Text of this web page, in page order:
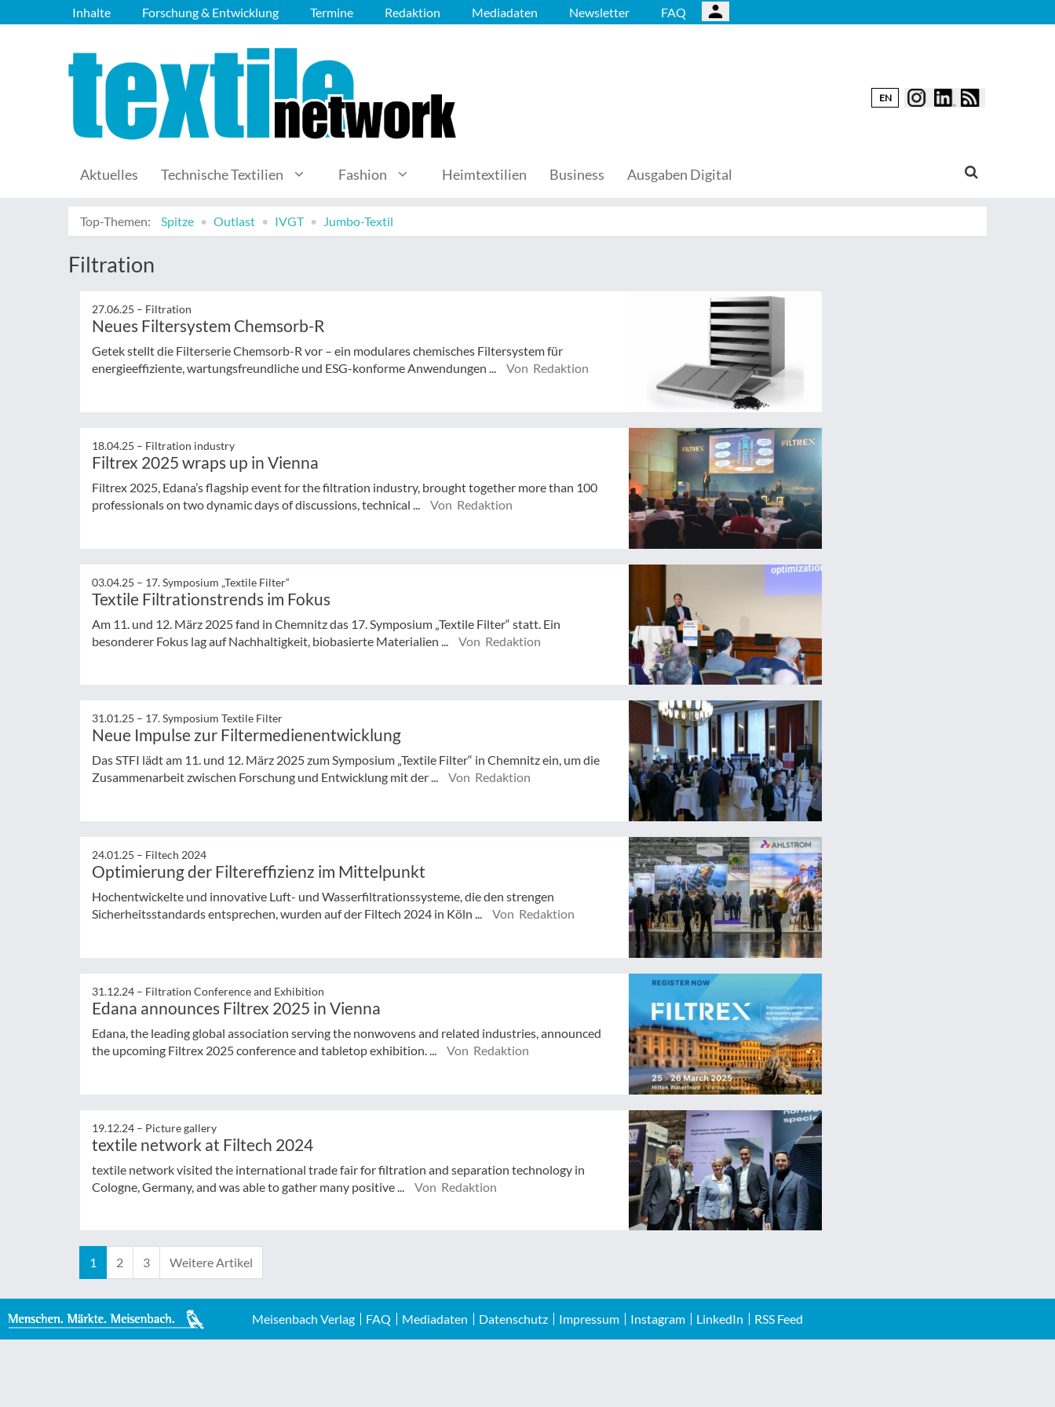
Inhalte Forschung & Entwicklung Termine Redaktion Mediadaten Newsletter FAQ
EN
Aktuelles Technische Textilien Fashion Heimtextilien Business Ausgaben Digital
Top-Themen: Spitze Outlast IVGT Jumbo-Textil
Filtration
27.06.25 – Filtration
Neues Filtersystem Chemsorb-R
Getek stellt die Filterserie Chemsorb-R vor – ein modulares chemisches Filtersystem für
energieeffiziente, wartungsfreundliche und ESG-konforme Anwendungen ...
Von Redaktion
18.04.25 – Filtration industry
Filtrex 2025 wraps up in Vienna
Filtrex 2025, Edana’s flagship event for the filtration industry, brought together more than 100
professionals on two dynamic days of discussions, technical ...
Von Redaktion
03.04.25 – 17. Symposium „Textile Filter“
Textile Filtrationstrends im Fokus
Am 11. und 12. März 2025 fand in Chemnitz das 17. Symposium „Textile Filter“ statt. Ein
besonderer Fokus lag auf Nachhaltigkeit, biobasierte Materialien ...
Von Redaktion
31.01.25 – 17. Symposium Textile Filter
Neue Impulse zur Filtermedienentwicklung
Das STFI lädt am 11. und 12. März 2025 zum Symposium „Textile Filter“ in Chemnitz ein, um die
Zusammenarbeit zwischen Forschung und Entwicklung mit der ...
Von Redaktion
24.01.25 – Filtech 2024
Optimierung der Filtereffizienz im Mittelpunkt
Hochentwickelte und innovative Luft- und Wasserfiltrationssysteme, die den strengen
Sicherheitsstandards entsprechen, wurden auf der Filtech 2024 in Köln ...
Von Redaktion
31.12.24 – Filtration Conference and Exhibition
Edana announces Filtrex 2025 in Vienna
Edana, the leading global association serving the nonwovens and related industries, announced
the upcoming Filtrex 2025 conference and tabletop exhibition. ...
Von Redaktion
19.12.24 – Picture gallery
textile network at Filtech 2024
textile network visited the international trade fair for filtration and separation technology in
Cologne, Germany, and was able to gather many positive ...
Von Redaktion
1 2 3 Weitere Artikel
Meisenbach Verlag FAQ Mediadaten Datenschutz Impressum Instagram LinkedIn RSS Feed